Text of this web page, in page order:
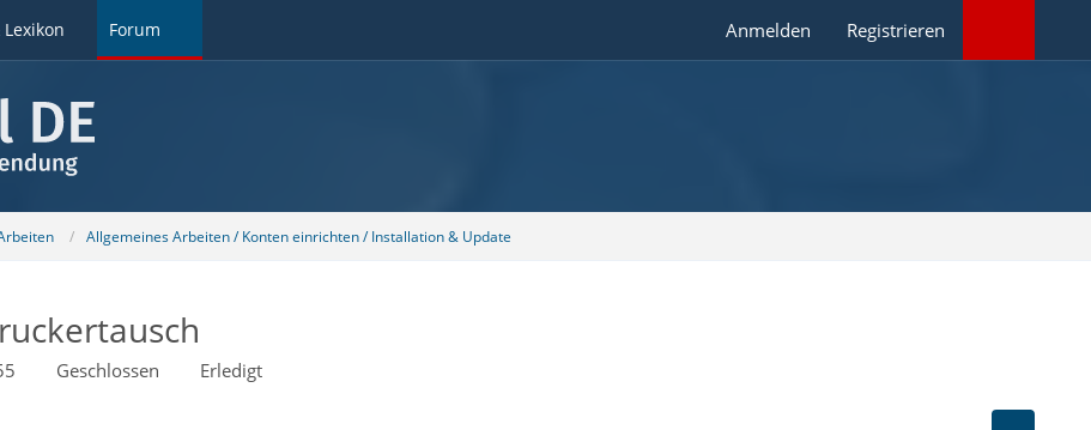
Forum Anmelden Registrieren
Allgemeines Arbeiten / Konten einrichten / Installation & Update
Geschlossen Erledigt